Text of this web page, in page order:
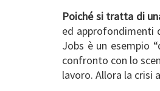
Poiché si tratta di
ed approfondimenti
Jobs è un esempio
confronto con lo
lavoro. Allora la crisi